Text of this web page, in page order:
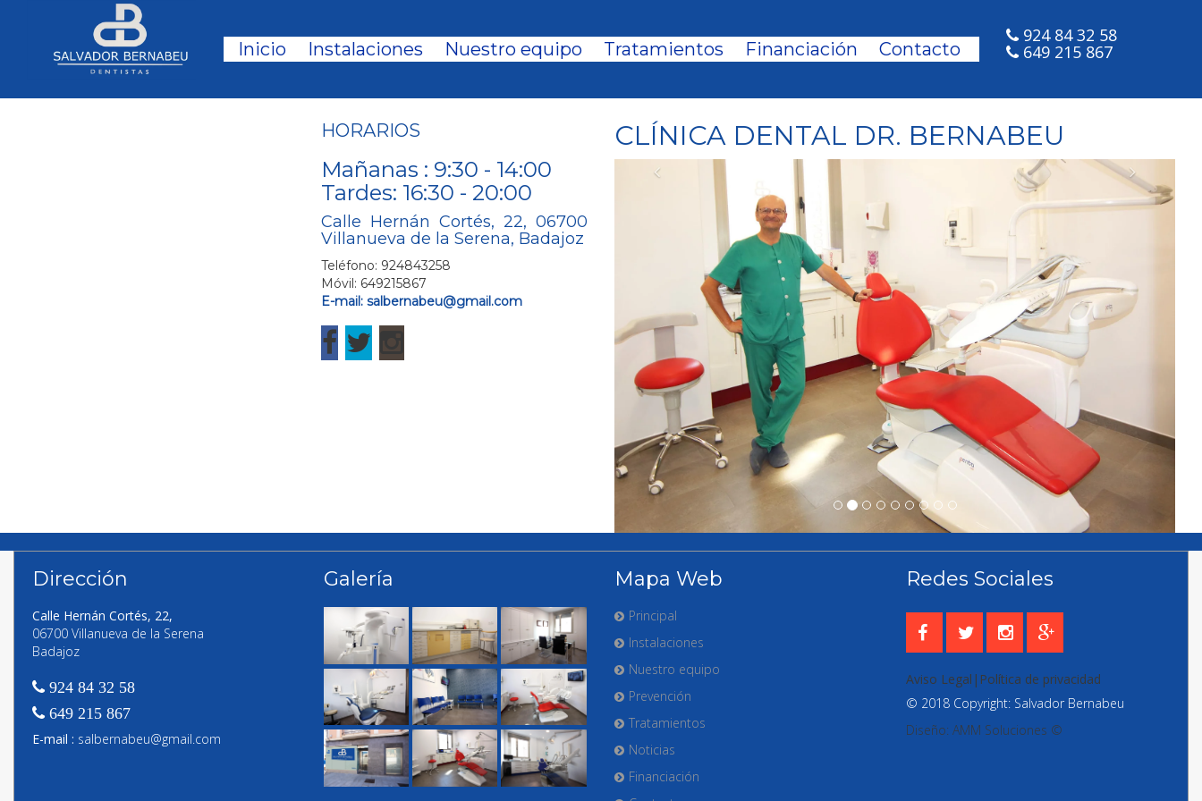
Inicio Instalaciones Nuestro equipo Tratamientos Financiación Contacto
924 84 32 58
649 215 867
HORARIOS
Mañanas : 9:30 - 14:00
Tardes: 16:30 - 20:00
Calle Hernán Cortés, 22, 06700
Villanueva de la Serena, Badajoz
Teléfono: 924843258
Móvil: 649215867
E-mail: salbernabeu@gmail.com
CLÍNICA DENTAL DR. BERNABEU
Previous Next
Dirección
Calle Hernán Cortés, 22,
06700 Villanueva de la Serena
Badajoz
924 84 32 58
649 215 867
E-mail : salbernabeu@gmail.com
Galería Mapa Web
Principal
Instalaciones
Nuestro equipo
Prevención
Tratamientos
Noticias
Financiación
Redes Sociales
Aviso Legal|Política de privacidad
© 2018 Copyright: Salvador Bernabeu
Diseño: AMM Soluciones ©